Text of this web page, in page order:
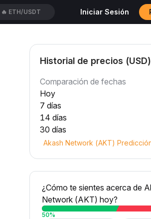
🔥 ETH/USDT Iniciar Sesión
Historial de precios (USD)
Comparación de fechas
Hoy
7 días
14 días
30 días
Akash Network (AKT)
¿Cómo te sientes acerca de
Network (AKT) hoy?
50%